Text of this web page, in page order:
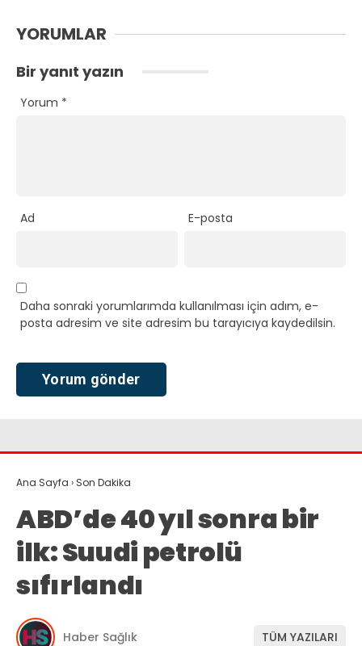
YORUMLAR
Bir yanıt yazın
Yorum *
Ad E-posta
Daha sonraki yorumlarımda kullanılması için adım, e-
posta adresim ve site adresim bu tarayıcıya kaydedilsin.
Ana Sayfa › Son Dakika
ABD’de 40 yıl sonra bir
ilk: Suudi petrolü
sıfırlandı
Haber Sağlık TÜM YAZILARI